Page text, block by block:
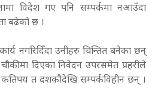
विदेश गए पनि सम्पर्कमा नआउँदा
बढेको छ ।
नगरिदिँदा उनीहरु चिन्तित बनेका छन्
चौकीमा दिएका निवेदन उपरसमेत प्रहरीले
त दशकौदेखि सम्पर्कविहीन छन् ।